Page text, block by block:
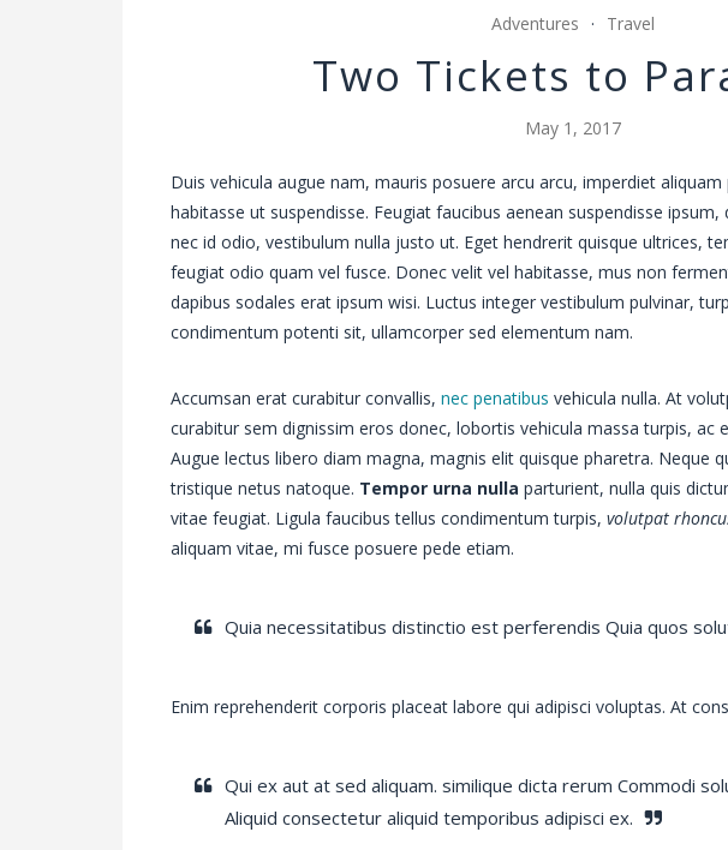
Adventures Travel
Two Tickets to
May 1, 2017
Duis vehicula augue nam, mauris posuere arcu arcu, imperdiet
habitasse ut suspendisse. Feugiat faucibus aenean suspendisse
nec id odio, vestibulum nulla justo ut. Eget hendrerit quisque ultrices,
feugiat odio quam vel fusce. Donec velit vel habitasse, mus non
dapibus sodales erat ipsum wisi. Luctus integer vestibulum pulvinar,
condimentum potenti sit, ullamcorper sed elementum nam.
Accumsan erat curabitur convallis, nec penatibus vehicula nulla. At
curabitur sem dignissim eros donec, lobortis vehicula massa turpis, ac
Augue lectus libero diam magna, magnis elit quisque pharetra. Neque
tristique netus natoque. Tempor urna nulla parturient, nulla quis
vitae feugiat. Ligula faucibus tellus condimentum turpis, volutpat
aliquam vitae, mi fusce posuere pede etiam.
Quia necessitatibus distinctio est perferendis Quia quos
Enim reprehenderit corporis placeat labore qui adipisci voluptas. At
Qui ex aut at sed aliquam. similique dicta rerum Commodi
Aliquid consectetur aliquid temporibus adipisci ex.